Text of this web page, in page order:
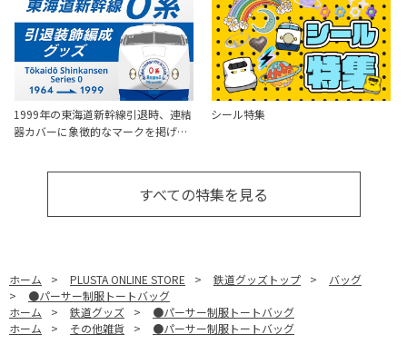
1999年の東海道新幹線引退時、連結
器カバーに象徴的なマークを掲げ…
シール特集
すべての特集を見る
ホーム > PLUSTA ONLINE STORE > 鉄道グッズトップ >
バッグ
>
●パーサー制服トートバッグ
ホーム
> 鉄道グッズ >
●パーサー制服トートバッグ
ホーム
> その他雑貨 > ●パーサー制服トートバッグ